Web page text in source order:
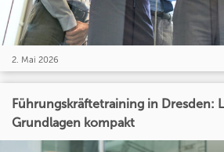
2. Mai 2026
Führungskräftetraining in Dresden:
Grundlagen kompakt